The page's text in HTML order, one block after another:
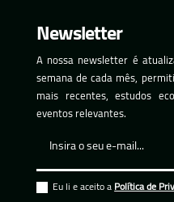
Newsletter
A nossa newsletter é
semana de cada mês,
mais recentes, estudos
eventos relevantes.
Eu li e aceito aPolítica de